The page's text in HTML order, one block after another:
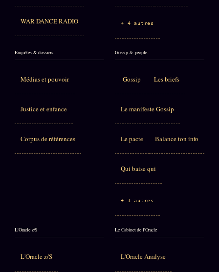
WAR DANCE RADIO + 4 autres
Enquêtes & dossiers
Médias et pouvoir
Justice et enfance
Corpus de références
Gossip & people
Gossip Les briefs
Le manifeste Gossip
Le pacte Balance ton info
Qui baise qui
+ 1 autres
L'Oracle z/S
L'Oracle z/S
Le Cabinet de l'Oracle
L'Oracle Analyse